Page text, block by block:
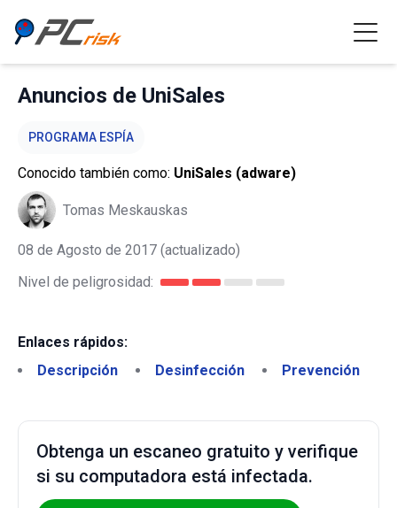
Anuncios de UniSales
PROGRAMA ESPÍA
Conocido también como: UniSales (adware)
Tomas Meskauskas
08 de Agosto de 2017 (actualizado)
Nivel de peligrosidad:
Enlaces rápidos:
Descripción
Desinfección Prevención
Obtenga un escaneo gratuito y verifique
si su computadora está infectada.